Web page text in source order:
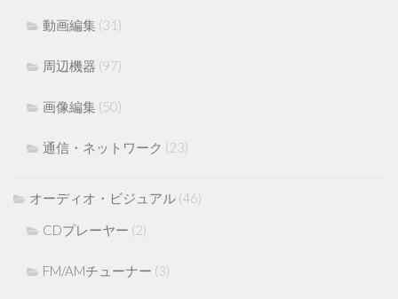
動画編集 (31)
周辺機器 (97)
画像編集 (50)
通信・ネットワーク (23)
オーディオ・ビジュアル (46)
CDプレーヤー (2)
FM/AMチューナー (3)